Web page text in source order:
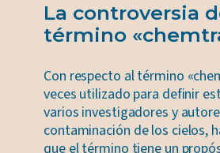
La controversia
término
Con respecto al término
veces utilizado para definir
varios investigadores y
contaminación de los cielos,
que el término tiene un